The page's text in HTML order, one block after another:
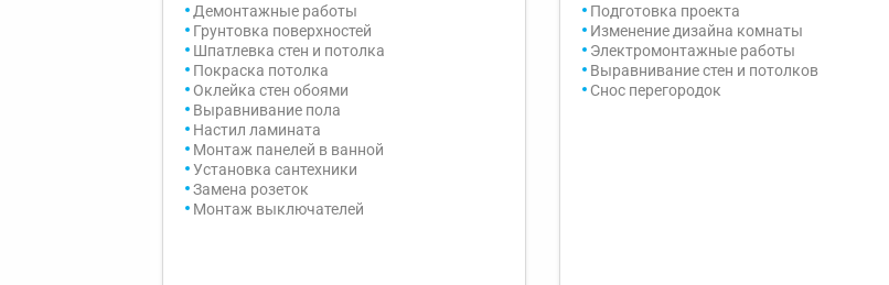
Демонтажные работы
Грунтовка поверхностей
Шпатлевка стен и потолка
Покраска потолка
Оклейка стен обоями
Выравнивание пола
Настил ламината
Монтаж панелей в ванной
Установка сантехники
Замена розеток
Монтаж выключателей
Подготовка проекта
Изменение дизайна комнаты
Электромонтажные работы
Выравнивание стен и потолков
Снос перегородок